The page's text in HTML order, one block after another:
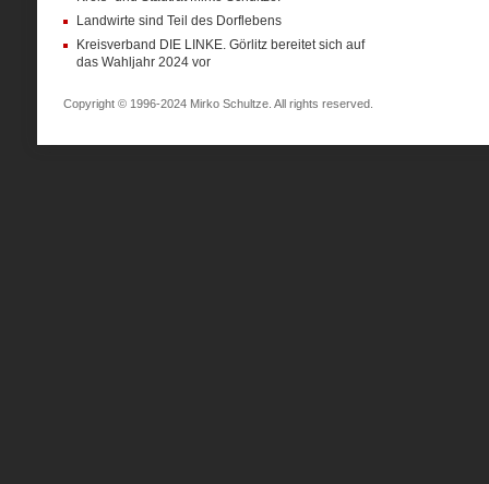
Landwirte sind Teil des Dorflebens
Kreisverband DIE LINKE. Görlitz bereitet sich auf
das Wahljahr 2024 vor
Copyright © 1996-2024 Mirko Schultze. All rights reserved.